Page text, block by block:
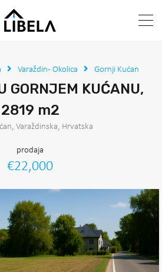
Varaždin - Okolica Gornji Kućan
GORNJEM KUĆANU,
2819 m2
Varaždinska, Hrvatska
prodaja
€22,000